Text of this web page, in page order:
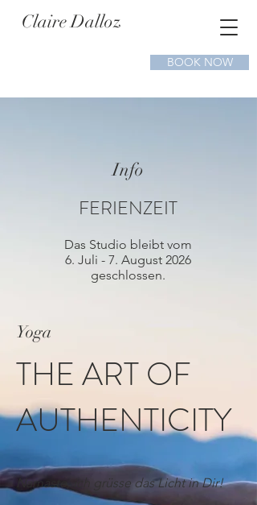
Claire Dalloz
BOOK NOW
THE ART OF
AUTHENTICITY
Namaste, ich grüsse das Licht in Dir!
Yoga
Info
FERIENZEIT
Das Studio bleibt vom
6. Juli - 7. August 2026
geschlossen.